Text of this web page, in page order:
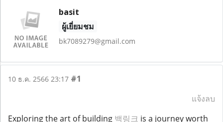
basit
ผู้เยี่ยมชม
bk7089279@gmail.com
10 ธ.ค. 2566 23:17 #1
แจ้งลบ
Exploring the art of building 백링크 is a journey worth